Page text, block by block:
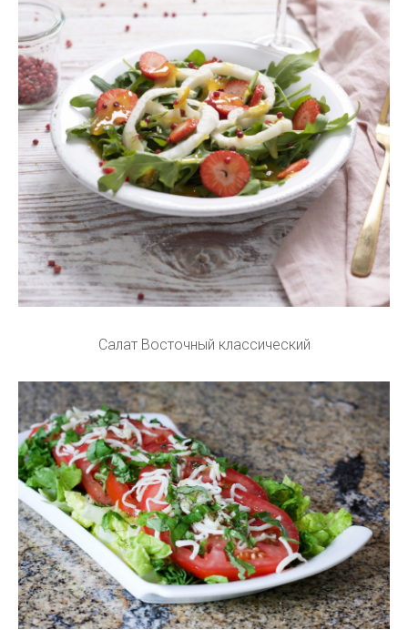
Салат Восточный классический